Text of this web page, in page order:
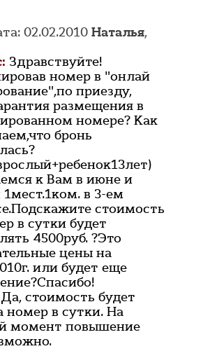
02.02.2010 Наталья,
Здравствуйте!
номер в "онлай
приезду,
размещения в
номере? Как
бронь
к Вам в июне и
1мест.1ком. в 3-ем
стоимость
в сутки будет
4500руб. ?Это
цены на
или будет еще
Да, стоимость будет
номер в сутки. На
момент повышение